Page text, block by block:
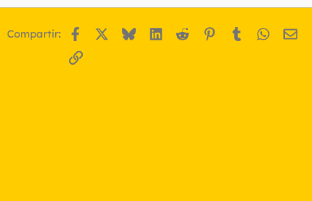
Compartir: Facebook BlueskyLinkedIn
Reddit Pinterest
Tumblr
Enlace